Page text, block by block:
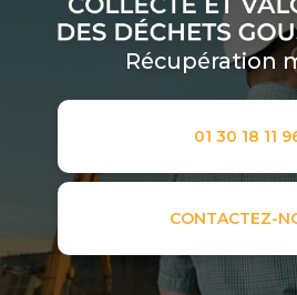
Récupération
01 30 18 11
CONTACTEZ-